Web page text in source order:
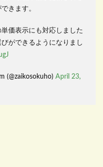
きます。
価表示にも対応しました
ができるようになりまし
(@zaikosokuho) April 23,